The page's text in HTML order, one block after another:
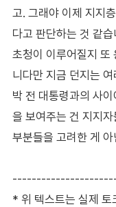
고. 그래야 이제 지지
다고 판단하는 것 같
초청이 이루어질지 또
니다만 지금 던지는
박 전 대통령과의 사
을 보여주는 건 지지
부분들을 고려한 게
* 위 텍스트는 실제 토